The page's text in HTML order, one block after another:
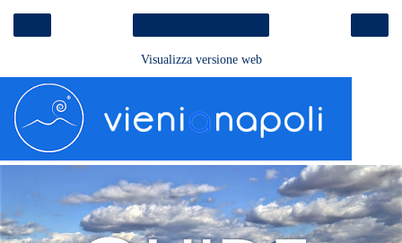
Visualizza versione web